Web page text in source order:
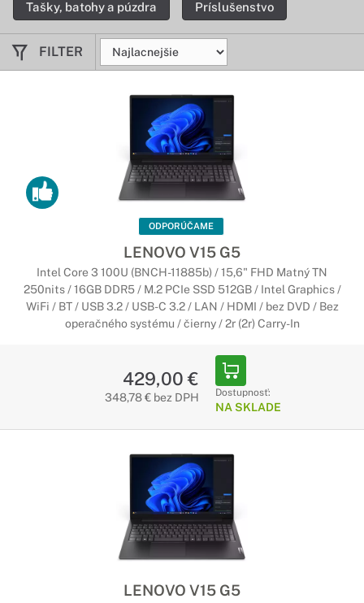
notebookov ThinkPad poskytujú zvýšený komfort a
Notebooky Lenovo IdeaPad
Funkčný, zábavný a štýlový
Notebooky IdeaPad sa dodávajú v rôznych vyhotoveniach – od
základných notebookov pre nových používateľov až po
vysokovýkonné herné notebooky dopĺňajúce náš rad
inovatívnych konvertibilných zariadení Yoga.
Notebooky Lenovo YOGA
Flexibilné a štýlové zariadenia
Vďaka kombinácii flexibility a inovatívnych technológií
ponúkajú tieto notebooky 2 v 1 a zariadenia Ultrabook vysoký
výkon, úžasný dizajn a štyri rôzne režimy používania.
Výsledkom je neprekonateľná flexibilnosť prenosných
Notebooky Lenovo V séria
Štýlový dizajn, maximálna zábava
sebavyjadrenie, či už ste častým cestovateľom, extrémnym
hráčom alebo milovníkom hudby. Ponúkajú najnovšie
počítače, grafické karty, displeje a zvukovú technológiu – to
všetko prostredníctvom širokého spektra
najinteligentnejších dizajnov notebookov a konvertibilných
Notebooky Lenovo Legion
Tašky, batohy a púzdra Príslušenstvo
FILTER
ODPORÚČAME
LENOVO V15 G5
Intel Core 3 100U (BNCH-11885b) / 15,6" FHD Matný TN
250nits / 16GB DDR5 / M.2 PCIe SSD 512GB / Intel Graphics /
WiFi / BT / USB 3.2 / USB-C 3.2 / LAN / HDMI / bez DVD / Bez
operačného systému / čierny / 2r (2r) Carry-In
429,00 €
348,78 € bez DPH Dostupnosť:
NA SKLADE
LENOVO V15 G5